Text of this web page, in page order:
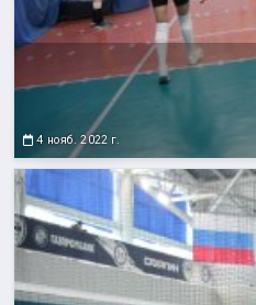
4 нояб. 2022 г.